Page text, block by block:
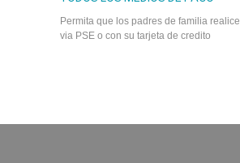
Permita que los padres de familia
via PSE o con su tarjeta de credito